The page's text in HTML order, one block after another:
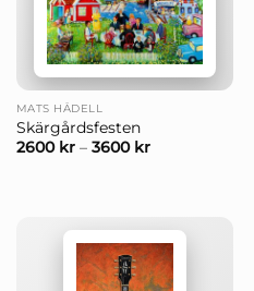
MATS HÅDELL
Skärgårdsfesten
2600 kr– 3600 kr